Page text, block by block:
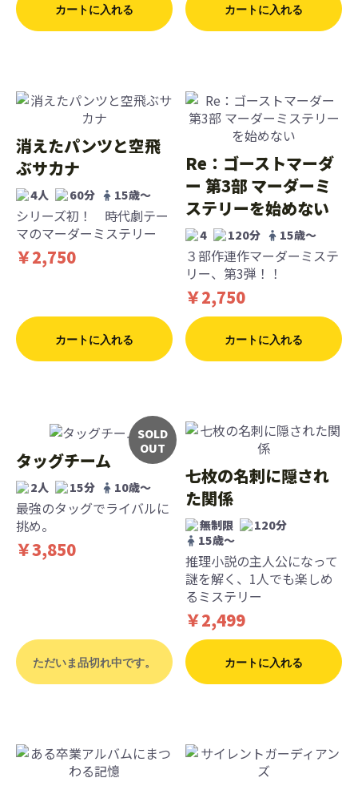
カートに入れる カートに入れる
消えたパンツと空飛
ぶサカナ
4人 60分 15歳〜
シリーズ初！ 時代劇テー
マのマーダーミステリー
￥2,750
カートに入れる
Re：ゴーストマーダ
ー 第3部 マーダーミ
ステリーを始めない
4 120分 15歳〜
３部作連作マーダーミステ
リー、第3弾！！
￥2,750
カートに入れる
SOLD
OUT
タッグチーム
2人 15分 10歳〜
最強のタッグでライバルに
挑め。
￥3,850
ただいま品切れ中です。
七枚の名刺に隠され
た関係
無制限
120分
15歳〜
推理小説の主人公になって
謎を解く、1人でも楽しめ
るミステリー
￥2,499
カートに入れる